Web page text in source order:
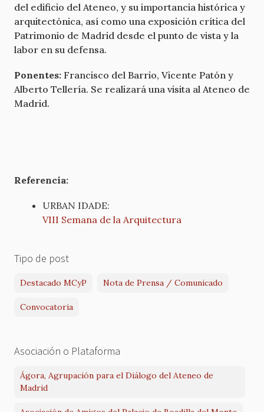
del edificio del Ateneo, y su importancia histórica y
arquitectónica, así como una exposición crítica del
Patrimonio de Madrid desde el punto de vista y la
labor en su defensa.
Ponentes: Francisco del Barrio, Vicente Patón y
Alberto Tellería. Se realizará una visita al Ateneo de
Madrid.
Referencia:
URBAN IDADE:
VIII Semana de la Arquitectura
Tipo de post
Destacado MCyP Nota de Prensa / Comunicado
Convocatoria
Asociación o Plataforma
Ágora, Agrupación para el Diálogo del Ateneo de
Madrid